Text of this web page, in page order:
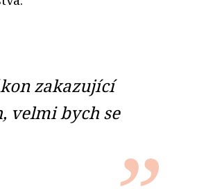
zakazující
velmi bych se